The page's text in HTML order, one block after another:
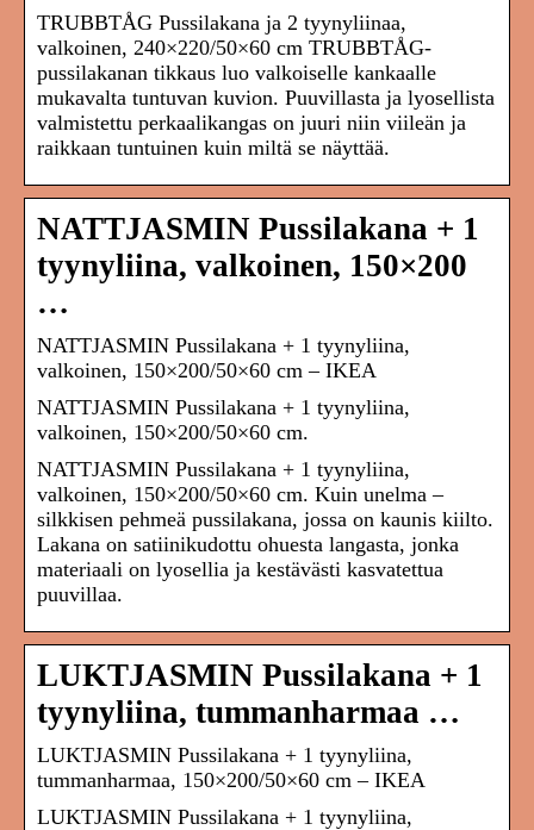
TRUBBTÅG Pussilakana ja 2 tyynyliinaa,
valkoinen, 240×220/50×60 cm TRUBBTÅG-
pussilakanan tikkaus luo valkoiselle kankaalle
mukavalta tuntuvan kuvion. Puuvillasta ja lyosellista
valmistettu perkaalikangas on juuri niin viileän ja
raikkaan tuntuinen kuin miltä se näyttää.
NATTJASMIN Pussilakana + 1
tyynyliina, valkoinen, 150×200
…
NATTJASMIN Pussilakana + 1 tyynyliina,
valkoinen, 150×200/50×60 cm – IKEA
NATTJASMIN Pussilakana + 1 tyynyliina,
valkoinen, 150×200/50×60 cm.
NATTJASMIN Pussilakana + 1 tyynyliina,
valkoinen, 150×200/50×60 cm. Kuin unelma –
silkkisen pehmeä pussilakana, jossa on kaunis kiilto.
Lakana on satiinikudottu ohuesta langasta, jonka
materiaali on lyosellia ja kestävästi kasvatettua
puuvillaa.
LUKTJASMIN Pussilakana + 1
tyynyliina, tummanharmaa …
LUKTJASMIN Pussilakana + 1 tyynyliina,
tummanharmaa, 150×200/50×60 cm – IKEA
LUKTJASMIN Pussilakana + 1 tyynyliina,